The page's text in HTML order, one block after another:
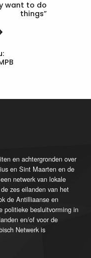
want to do
things”
en achtergronden over
en Sint Maarten en de
netwerk van lokale
zes eilanden van het
de Antilliaanse en
politieke besluitvorming in
en/of voor de
Netwerk is